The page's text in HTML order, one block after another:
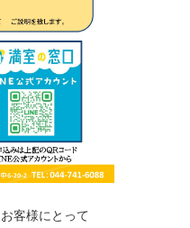
客様にとって